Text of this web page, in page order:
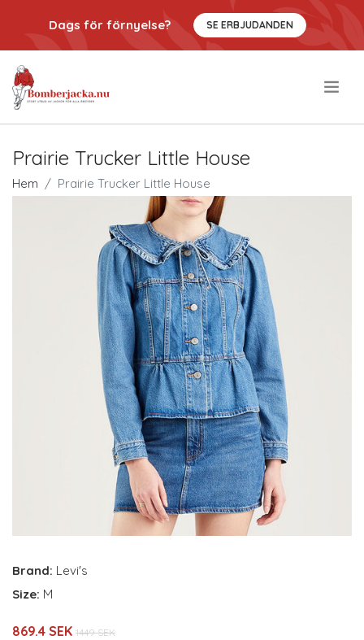
Dags för förnyelse? SE ERBJUDANDEN
Prairie Trucker Little House
Hem Prairie Trucker Little House
Brand: Levi's
Size: M
869.4 SEK 1449 SEK